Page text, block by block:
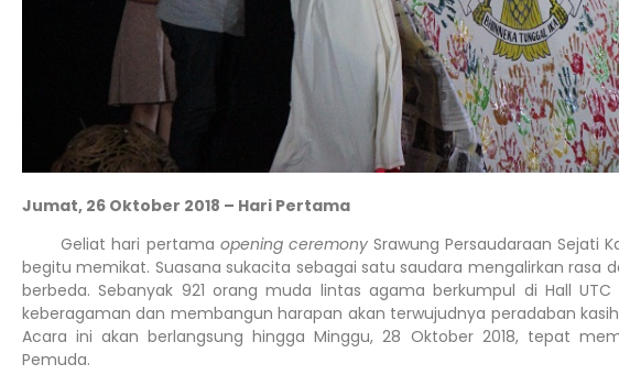
Jumat, 26 Oktober 2018 – Hari Pertama
Geliat hari pertama opening ceremony Srawung Persaudaraan Sejati
begitu memikat. Suasana sukacita sebagai satu saudara mengalirkan rasa
berbeda. Sebanyak 921 orang muda lintas agama berkumpul di Hall
keberagaman dan membangun harapan akan terwujudnya peradaban
Acara ini akan berlangsung hingga Minggu, 28 Oktober 2018, tepat
Pemuda.